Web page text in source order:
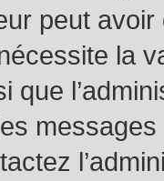
peut
la
que